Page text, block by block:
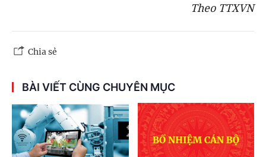
Theo TTXVN
Chia sẻ
BÀI VIẾT CÙNG CHUYÊN MỤC